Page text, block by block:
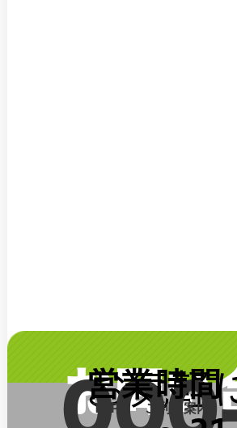
お問い
お気軽
営業時
TOP ご利用案内